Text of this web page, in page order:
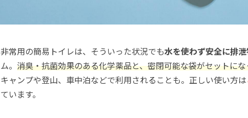
非常用の簡易トイレは、そういった状況でも水を使わず安全に排
ム。 消臭・抗菌効果のある化学薬品と、密閉可能な袋がセットにな
キャンプや登山、車中泊などで利用されることも。正しい使い方は
ています。